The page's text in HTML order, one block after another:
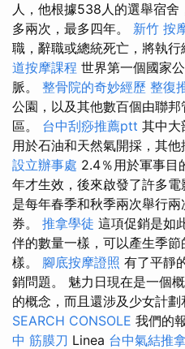
人，他根據538人的選舉宿
多兩次，最多四年。 新竹 按
職，辭職或總統死亡，將執行
道按摩課程 世界第一個國家
脈。 整骨院的奇妙經歷 整復
公園，以及其他數百個由聯
區。 台中刮痧推薦ptt 其中大
用於石油和天然氣開採，其
設立辦事處 2.4％用於軍事目
年才生效，後來啟發了許多電
是每年春季和秋季兩次舉行
券。 推拿學徒 這項促銷是如
伴的數量一樣，可以產生季
樣。 腳底按摩證照 有了平靜
銷問題。 魅力日現在是一個
的概念，而且還涉及少女計劃
SEARCH CONSOLE 我們的
中 筋膜刀 Linea 台中氣結推